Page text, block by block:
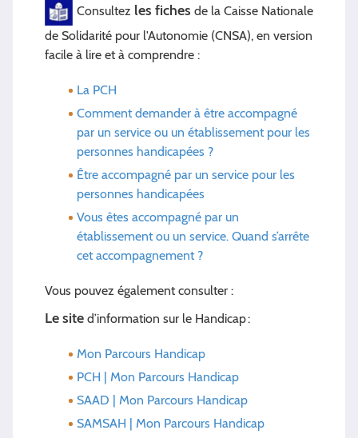
Consultez les fiches de la Caisse Nationale
de Solidarité pour l'Autonomie (CNSA), en version
facile à lire et à comprendre :
La PCH
Comment demander à être accompagné
par un service ou un établissement pour les
personnes handicapées ?
Être accompagné par un service pour les
personnes handicapées
Vous êtes accompagné par un
établissement ou un service. Quand s’arrête
cet accompagnement ?
Vous pouvez également consulter :
Le site d’information sur le Handicap :
Mon Parcours Handicap
PCH | Mon Parcours Handicap
SAAD | Mon Parcours Handicap
SAMSAH | Mon Parcours Handicap